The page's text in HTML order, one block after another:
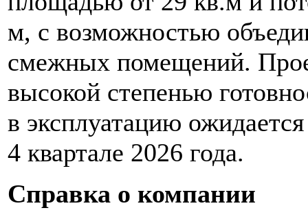
м, с возможностью
смежных помещений.
высокой степенью
в эксплуатацию
4 квартале 2026 года.
Справка о компании